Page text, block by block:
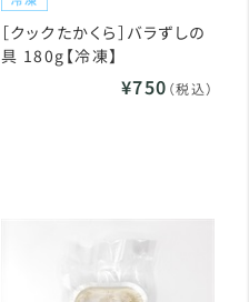
［クックたかくら］バラずしの
具 180g【冷凍】
¥750 （税込）